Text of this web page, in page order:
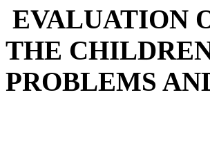
EVALUATION
THE
PROBLEMS